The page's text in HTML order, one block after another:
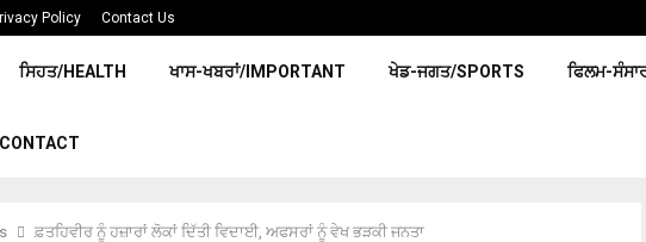
Policy Contact Us
ਸਿਹਤ/HEALTH ਖਾਸ-ਖਬਰਾਂ/IMPORTANT ਖੇਡ-ਜਗਤ/SPORTS ਫਿਲਮ-
ਫ਼ਤਹਿਵੀਰ ਨੂੰ ਹਜ਼ਾਰਾਂ ਲੋਕਾਂ ਦਿੱਤੀ ਵਿਦਾਈ, ਅਫਸਰਾਂ ਨੂੰ ਵੇਖ ਭੜਕੀ ਜਨਤਾ